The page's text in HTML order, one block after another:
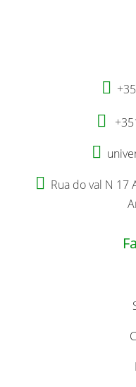



 Rua do val N 17